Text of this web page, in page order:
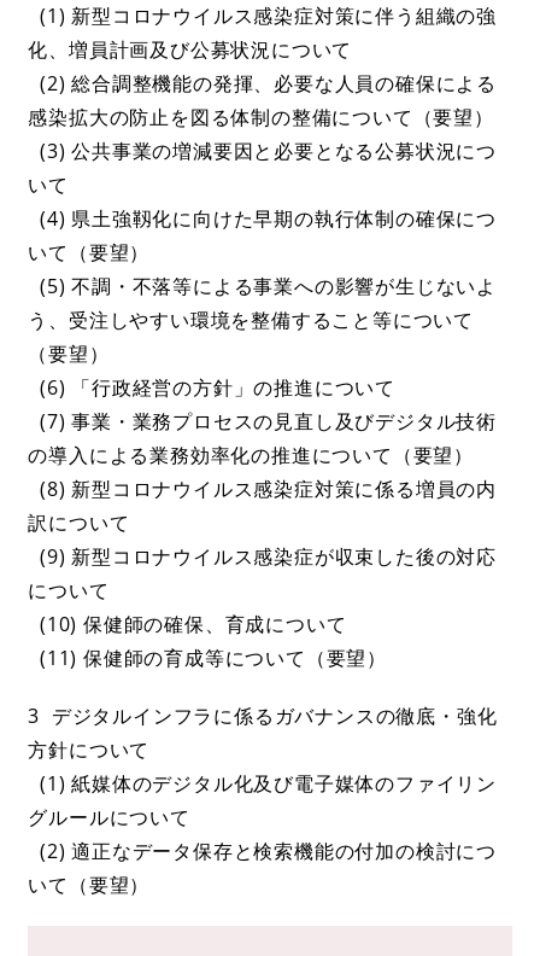
(1) 新型コロナウイルス感染症対策に伴う組織の強
化、増員計画及び公募状況について
(2) 総合調整機能の発揮、必要な人員の確保による
感染拡大の防止を図る体制の整備について（要望）
(3) 公共事業の増減要因と必要となる公募状況につ
いて
(4) 県土強靱化に向けた早期の執行体制の確保につ
いて（要望）
(5) 不調・不落等による事業への影響が生じないよ
う、受注しやすい環境を整備すること等について
（要望）
(6) 「行政経営の方針」の推進について
(7) 事業・業務プロセスの見直し及びデジタル技術
の導入による業務効率化の推進について（要望）
(8) 新型コロナウイルス感染症対策に係る増員の内
訳について
(9) 新型コロナウイルス感染症が収束した後の対応
について
(10) 保健師の確保、育成について
(11) 保健師の育成等について（要望）
3 デジタルインフラに係るガバナンスの徹底・強化
方針について
(1) 紙媒体のデジタル化及び電子媒体のファイリン
グルールについて
(2) 適正なデータ保存と検索機能の付加の検討につ
いて（要望）